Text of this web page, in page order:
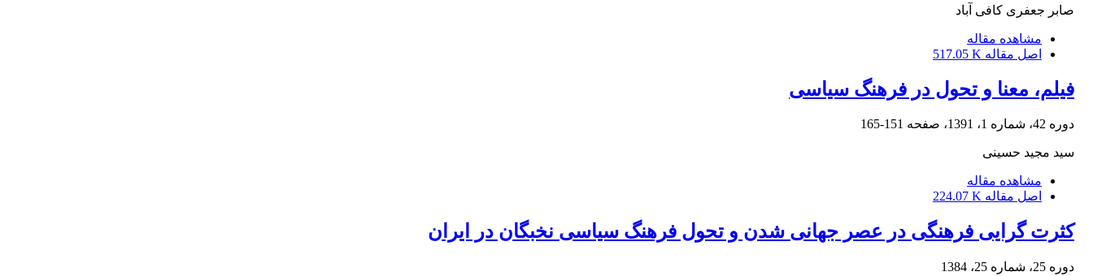
صابر جعفری کافی آباد
مشاهده مقاله
اصل مقاله 517.05 K
فیلم، معنا و تحول در فرهنگ سیاسی
دوره 42، شماره 1، 1391، صفحه 151-165
سید مجید حسینی
مشاهده مقاله
اصل مقاله 224.07 K
کثرت گرایی فرهنگی در عصر جهانی شدن و تحول فرهنگ سیاسی نخبگان در ایران
دوره 25، شماره 25، 1384